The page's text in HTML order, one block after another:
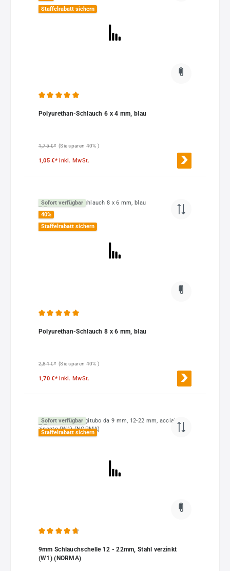
Staffelrabatt sichern
Polyurethan-Schlauch 6 x 4 mm, blau
1,75 €* (Sie sparen 40% )
1,05 €*inkl. MwSt.
Sofort verfügbar
40%
Staffelrabatt sichern
Polyurethan-Schlauch 8 x 6 mm, blau
2,84 €* (Sie sparen 40% )
1,70 €*inkl. MwSt.
Sofort verfügbar
Staffelrabatt sichern
9mm Schlauchschelle 12 - 22mm, Stahl verzinkt
(W1) (NORMA)